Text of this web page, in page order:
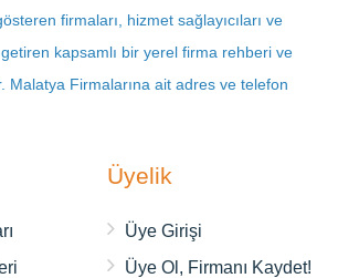
firmaları, hizmet sağlayıcıları ve
kapsamlı bir yerel firma rehberi ve
Malatya Firmalarına ait adres ve telefon
Üyelik
Üye Girişi
Üye Ol, Firmanı Kaydet!